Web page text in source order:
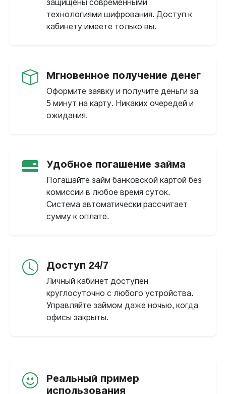
защищены современными
технологиями шифрования. Доступ к
кабинету имеете только вы.
Мгновенное получение денег
Оформите заявку и получите деньги за
5 минут на карту. Никаких очередей и
ожидания.
Удобное погашение займа
Погашайте займ банковской картой без
комиссии в любое время суток.
Система автоматически рассчитает
сумму к оплате.
Доступ 24/7
Личный кабинет доступен
круглосуточно с любого устройства.
Управляйте займом даже ночью, когда
офисы закрыты.
Реальный пример
использования